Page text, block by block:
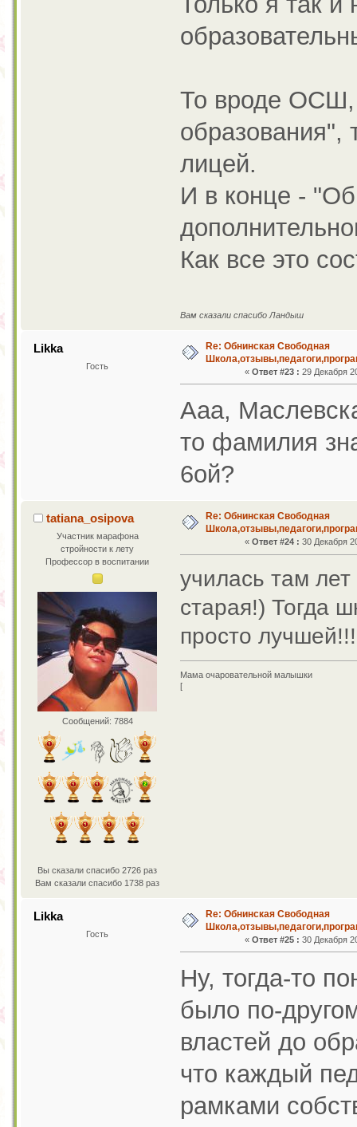
То вроде ОСШ,
образования",
лицей.
И в конце -
Как все это
Вам сказали спасибо Ландыш
Likka
Гость
Re: Обнинская Свободная
« Ответ #23 : 29 Декабря
Ааа,
то фамилия
6ой?
tatiana_osipova
Участник марафона
стройности к лету
Профессор в воспитании
Сообщений: 7884
Вы сказали спасибо 2726 раз
Вам сказали спасибо 1738 раз
Re: Обнинская Свободная
« Ответ #24 : 30 Декабря
училась там
старая!) Тогда
просто
Мама очаровательной малышки
[
Likka
Гость
Re: Обнинская Свободная
« Ответ #25 : 30 Декабря
Ну, тогда-то
было по-
властей до
что каждый
рамками